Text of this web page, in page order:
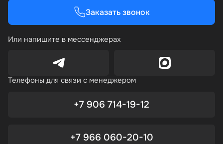
Заказать звонок
Или напишите в мессенджерах
Телефоны для связи с менеджером
+7 906 714-19-12
+7 966 060-20-10